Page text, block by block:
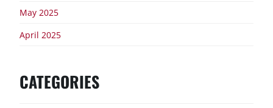
May 2025
April 2025
CATEGORIES